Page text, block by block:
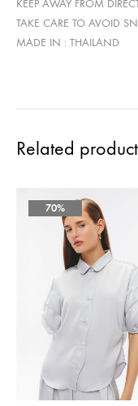
KEEP AWAY FROM
TAKE CARE TO AVOID
MADE IN : THAILAND
Related
70%